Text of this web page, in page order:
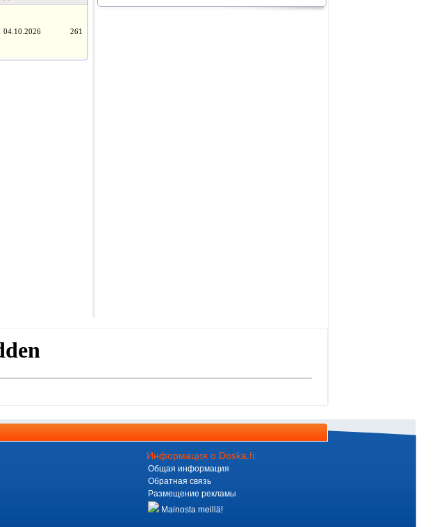
04.10.2026 261
Информация о Doska.fi:
Общая информация
Обратная связь
Размещение рекламы
Mainosta meillä!